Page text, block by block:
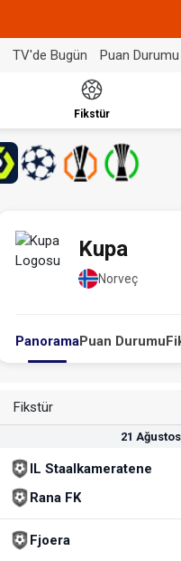
TV'de Bugün Puan Durumu
Fikstür
Kupa
Norveç
PanoramaPuan Durumu
Fikstür
21
IL Staalkameratene
Rana FK
Fjoera